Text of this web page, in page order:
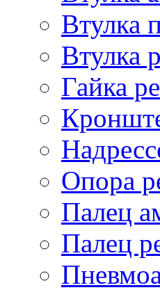
Втулка
Втулка
Гайка
Опора
Палец
Палец